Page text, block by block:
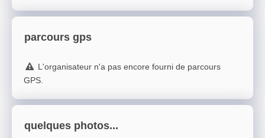
parcours gps
L'organisateur n'a pas encore fourni de parcours
GPS.
quelques photos...